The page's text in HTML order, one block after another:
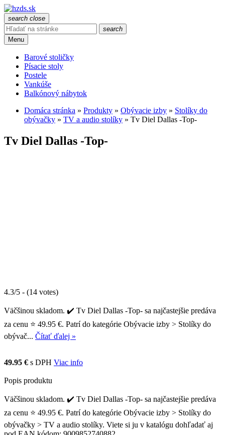
search close
search
Menu
Barové stoličky
Písacie stoly
Postele
Vankúše
Balkónový nábytok
Domáca stránka » Produkty » Obývacie izby » Stolíky do
obývačky » TV a audio stolíky » Tv Diel Dallas -Top-
Tv Diel Dallas -Top-
4.3/5 - (14 votes)
Väčšinou skladom. ✔️ Tv Diel Dallas -Top- sa najčastejšie predáva
za cenu ⭐ 49.95 €. Patrí do kategórie Obývacie izby > Stolíky do
obývač... Čítať ďalej »
49.95 € s DPH Viac info
Popis produktu
Väčšinou skladom. ✔️ Tv Diel Dallas -Top- sa najčastejšie predáva
za cenu ⭐ 49.95 €. Patrí do kategórie Obývacie izby > Stolíky do
obývačky > TV a audio stolíky. Viete si ju v katalógu dohľadať aj